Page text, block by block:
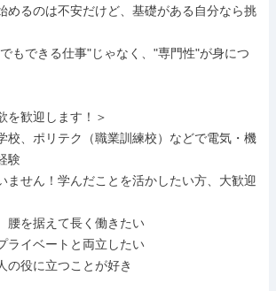
めるのは不安だけど、基礎がある自分なら挑
でもできる仕事"じゃなく、"専門性"が身につ
を歓迎します！＞
、ポリテク（職業訓練校）などで電気・機
験
ません！学んだことを活かしたい方、大歓迎
腰を据えて長く働きたい
ライベートと両立したい
役に立つことが好き